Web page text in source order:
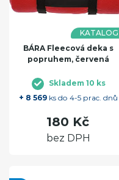
KATALOG
BÁRA Fleecová deka s
popruhem, červená
Skladem 10 ks
+ 8 569 ks do 4-5 prac. dnů
180 Kč
bez DPH